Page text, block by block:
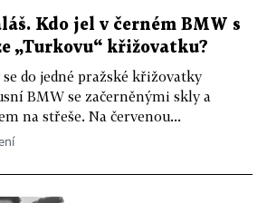
Kdo jel v černém BMW s
„Turkovu“ křižovatku?
do jedné pražské křižovatky
BMW se začerněnými skly a
na střeše. Na červenou...